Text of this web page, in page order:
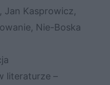
, Jan Kasprowicz,
, Nie-Boska
literaturze –